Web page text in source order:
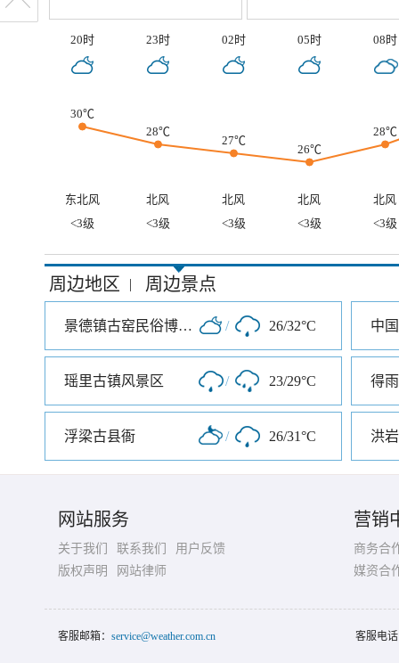
20时 23时 02时 05时 08时
30℃
28℃
27℃
26℃
28℃
东北风 北风 北风 北风
北风
<3级
<3级 <3级 <3级 <3级
周边地区 | 周边景点
景德镇古窑民俗博览区 / 26/32°C 中
瑶里古镇风景区 / 23/29°C 得
浮梁古县衙 / 26/31°C 洪
网站服务
关于我们 联系我们
用户反馈
版权声明
网站律师
营销
商务合
媒资合
客服邮箱： service@weather.com.cn 客服电